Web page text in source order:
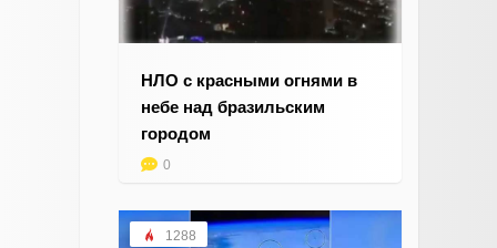
НЛО с красными огнями в
небе над бразильским
городом
0
1288